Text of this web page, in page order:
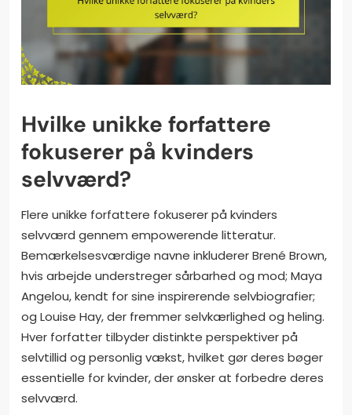
Hvilke unikke forfattere
fokuserer på kvinders
selvværd?
Flere unikke forfattere fokuserer på kvinders
selvværd gennem empowerende litteratur.
Bemærkelsesværdige navne inkluderer Brené Brown,
hvis arbejde understreger sårbarhed og mod; Maya
Angelou, kendt for sine inspirerende selvbiografier;
og Louise Hay, der fremmer selvkærlighed og heling.
Hver forfatter tilbyder distinkte perspektiver på
selvtillid og personlig vækst, hvilket gør deres bøger
essentielle for kvinder, der ønsker at forbedre deres
selvværd.